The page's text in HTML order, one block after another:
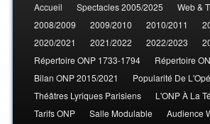
Accueil Spectacles 2005/2025 Web &
2008/2009
2009/2010 2010/2011
2020/2021
2021/2022 2022/2023
Répertoire ONP 1733-1794
Répertoire
Bilan ONP 2015/2021
Popularité De
Théâtres Lyriques Parisiens
L'ONP À La
Tarifs ONP
Salle Modulable Audience